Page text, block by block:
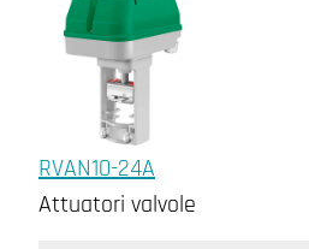
RVAN10-24A
Attuatori valvole